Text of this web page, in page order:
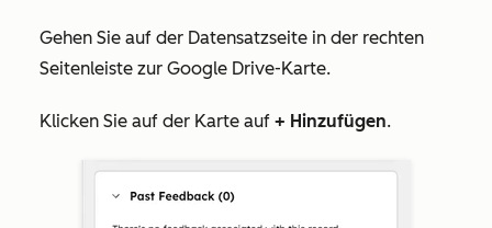
Gehen Sie auf der Datensatzseite in der rechten
Seitenleiste zur Google Drive-Karte.
Klicken Sie auf der Karte auf + Hinzufügen.